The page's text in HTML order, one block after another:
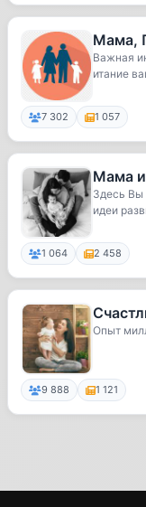
Мама,
Важная
итание
7 302 1 057
Мама
Здесь Вы
идеи
1 064 2 458
Опыт
9 888 1 121